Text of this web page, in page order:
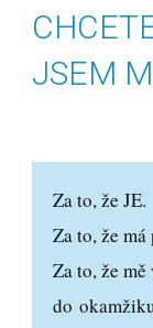
JSEM
Za to, že JE.
Za to, že
Za to, že
do